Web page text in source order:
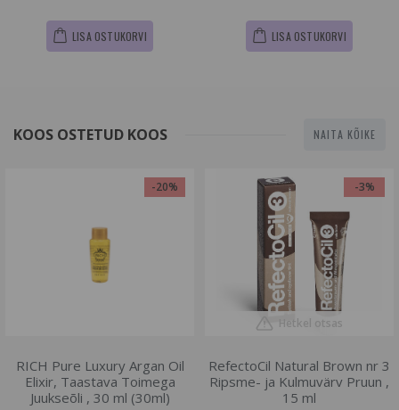
LISA OSTUKORVI LISA OSTUKORVI
KOOS OSTETUD KOOS NAITA KÕIKE
-20%
RICH Pure Luxury Argan Oil
Elixir, Taastava Toimega
Juukseõli , 30 ml (30ml)
-3%
Hetkel otsas
RefectoCil Natural Brown nr 3
Ripsme- ja Kulmuvärv Pruun ,
15 ml